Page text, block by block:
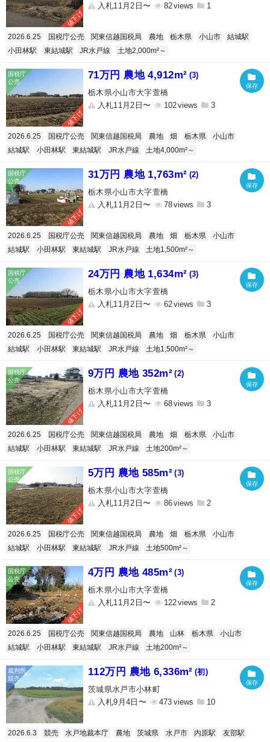
値下げ
入札11月2日〜 82 1
2026.6.25 国税庁公売 関東信越国税局 農地 栃木県 小山市
結城駅
小田林駅
東結城駅 JR水戸線 土地2,000m²～
値下げ
71万円 農地 4,912m² (3)
栃木県小山市大字萱橋
入札11月2日〜
102 3
2026.6.25 国税庁公売 関東信越国税局 農地 畑 栃木県
小山市
結城駅
小田林駅 東結城駅 JR水戸線 土地4,000m²～
値下げ
31万円 農地 1,763m² (2)
栃木県小山市大字萱橋
入札11月2日〜
78 3
2026.6.25 国税庁公売 関東信越国税局 農地 畑 栃木県
小山市
結城駅
小田林駅 東結城駅 JR水戸線 土地1,500m²～
値下げ
24万円 農地 1,634m² (3)
栃木県小山市大字萱橋
入札11月2日〜
62 3
2026.6.25 国税庁公売 関東信越国税局 農地 畑 栃木県
小山市
結城駅
小田林駅 東結城駅 JR水戸線 土地1,500m²～
値下げ
9万円 農地 352m² (2)
栃木県小山市大字萱橋
入札11月2日〜
68 3
2026.6.25 国税庁公売 関東信越国税局 農地 畑 栃木県
小山市
結城駅
小田林駅 東結城駅 JR水戸線 土地200m²～
値下げ
5万円 農地 585m² (3)
栃木県小山市大字萱橋
入札11月2日〜
86 2
2026.6.25 国税庁公売 関東信越国税局 農地 畑 栃木県
小山市
結城駅
小田林駅 東結城駅 JR水戸線 土地500m²～
値下げ
4万円 農地 485m² (3)
栃木県小山市大字萱橋
入札11月2日〜
122 2
2026.6.25 国税庁公売 関東信越国税局 農地 山林 栃木県
小山市
結城駅
小田林駅 東結城駅 JR水戸線 土地200m²～
112万円 農地 6,336m² (初)
茨城県水戸市小林町
入札9月4日〜
473 10
2026.6.3 競売 水戸地裁本庁 農地 茨城県 水戸市 内原駅
友部駅